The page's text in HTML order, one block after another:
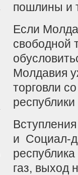
пошлины и
Если
свободной
Молдавия
торговли
и Социал-
газ, выход